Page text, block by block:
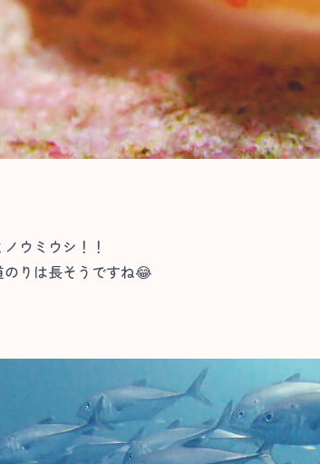
ウミウシ！！
りは長そうですね😂